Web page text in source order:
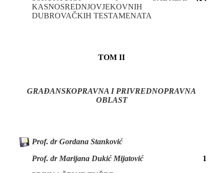
KASNOSREDNJOVJEKOVNIH
DUBROVAČKIH TESTAMENATA
TOM II
GRAĐANSKOPRAVNA I PRIVREDNOPRAVNA
OBLAST
Prof. dr Gordana Stanković
Prof. dr Marijana Dukić Mijatović
1